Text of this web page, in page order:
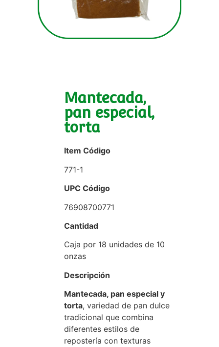
Mantecada,
pan especial,
torta
Item Código
771-1
UPC Código
76908700771
Cantidad
Caja por 18 unidades de 10
onzas
Descripción
Mantecada, pan especial y
torta, variedad de pan dulce
tradicional que combina
diferentes estilos de
repostería con texturas